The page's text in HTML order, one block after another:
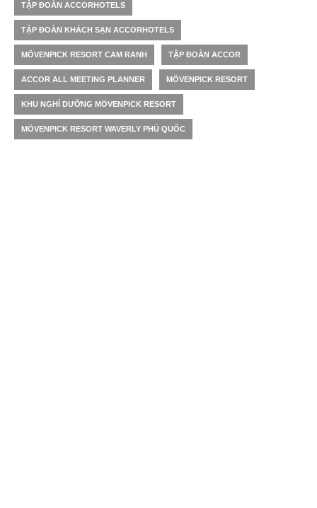
TẬP ĐOÀN ACCORHOTELS
TẬP ĐOÀN KHÁCH SẠN ACCORHOTELS
MÖVENPICK RESORT CAM RANH TẬP ĐOÀN ACCOR
ACCOR ALL MEETING PLANNER MÖVENPICK RESORT
KHU NGHỈ DƯỠNG MÖVENPICK RESORT
MÖVENPICK RESORT WAVERLY PHÚ QUỐC